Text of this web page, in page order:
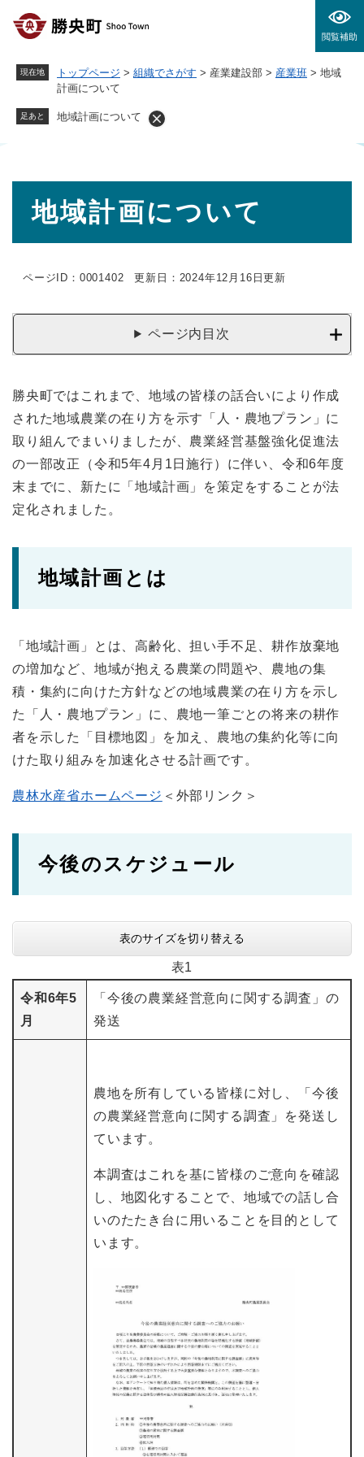
閲覧補助
現在地 トップページ > 組織でさがす > 産業建設部 > 産業班 > 地域
計画について
足あと 地域計画について
地域計画について
ページID：0001402 更新日：2024年12月16日更新
ページ内目次
勝央町ではこれまで、地域の皆様の話合いにより作成
された地域農業の在り方を示す「人・農地プラン」に
取り組んでまいりましたが、農業経営基盤強化促進法
の一部改正（令和5年4月1日施行）に伴い、令和6年度
末までに、新たに「地域計画」を策定をすることが法
定化されました。
地域計画とは
「地域計画」とは、高齢化、担い手不足、耕作放棄地
の増加など、地域が抱える農業の問題や、農地の集
積・集約に向けた方針などの地域農業の在り方を示し
た「人・農地プラン」に、農地一筆ごとの将来の耕作
者を示した「目標地図」を加え、農地の集約化等に向
けた取り組みを加速化させる計画です。
農林水産省ホームページ ＜外部リンク＞
今後のスケジュール
表のサイズを切り替える
表1
令和6年5
月
「今後の農業経営意向に関する調査」の
発送
農地を所有している皆様に対し、「今後
の農業経営意向に関する調査」を発送し
ています。
本調査はこれを基に皆様のご意向を確認
し、地図化することで、地域での話し合
いのたたき台に用いることを目的として
います。